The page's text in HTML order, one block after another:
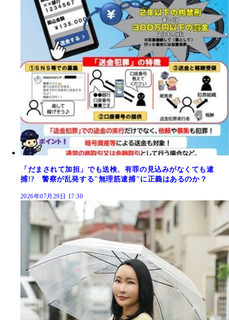
「だまされて加担」でも送検、有罪の見込みがなくても逮
捕!? 警察が乱発する"無理筋逮捕"に正義はあるのか？
2026年07月29日 17:30